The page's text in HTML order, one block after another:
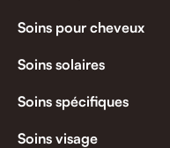
Soins pour cheveux
Soins solaires
Soins spécifiques
Soins visage